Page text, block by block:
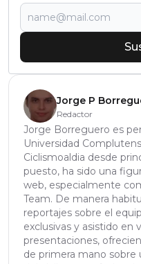
Jorge P
Redactor
Jorge Borreguero es
Universidad
Ciclismoaldia desde
puesto, ha sido una
web, especialmente
Team. De manera
reportajes sobre el
exclusivas y asistido en
presentaciones,
de primera mano sobre